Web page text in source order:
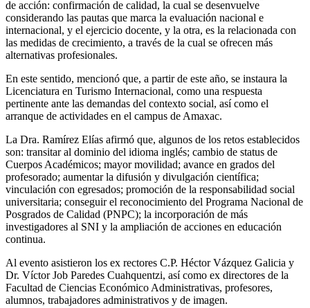
de acción: confirmación de calidad, la cual se desenvuelve
considerando las pautas que marca la evaluación nacional e
internacional, y el ejercicio docente, y la otra, es la relacionada con
las medidas de crecimiento, a través de la cual se ofrecen más
alternativas profesionales.
En este sentido, mencionó que, a partir de este año, se instaura la
Licenciatura en Turismo Internacional, como una respuesta
pertinente ante las demandas del contexto social, así como el
arranque de actividades en el campus de Amaxac.
La Dra. Ramírez Elías afirmó que, algunos de los retos establecidos
son: transitar al dominio del idioma inglés; cambio de status de
Cuerpos Académicos; mayor movilidad; avance en grados del
profesorado; aumentar la difusión y divulgación científica;
vinculación con egresados; promoción de la responsabilidad social
universitaria; conseguir el reconocimiento del Programa Nacional de
Posgrados de Calidad (PNPC); la incorporación de más
investigadores al SNI y la ampliación de acciones en educación
continua.
Al evento asistieron los ex rectores C.P. Héctor Vázquez Galicia y
Dr. Víctor Job Paredes Cuahquentzi, así como ex directores de la
Facultad de Ciencias Económico Administrativas, profesores,
alumnos, trabajadores administrativos y de imagen.